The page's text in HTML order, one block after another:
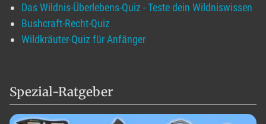
Das Wildnis-Überlebens-Quiz - Teste dein Wildniswissen
Bushcraft-Recht-Quiz
Wildkräuter-Quiz für Anfänger
Spezial-Ratgeber